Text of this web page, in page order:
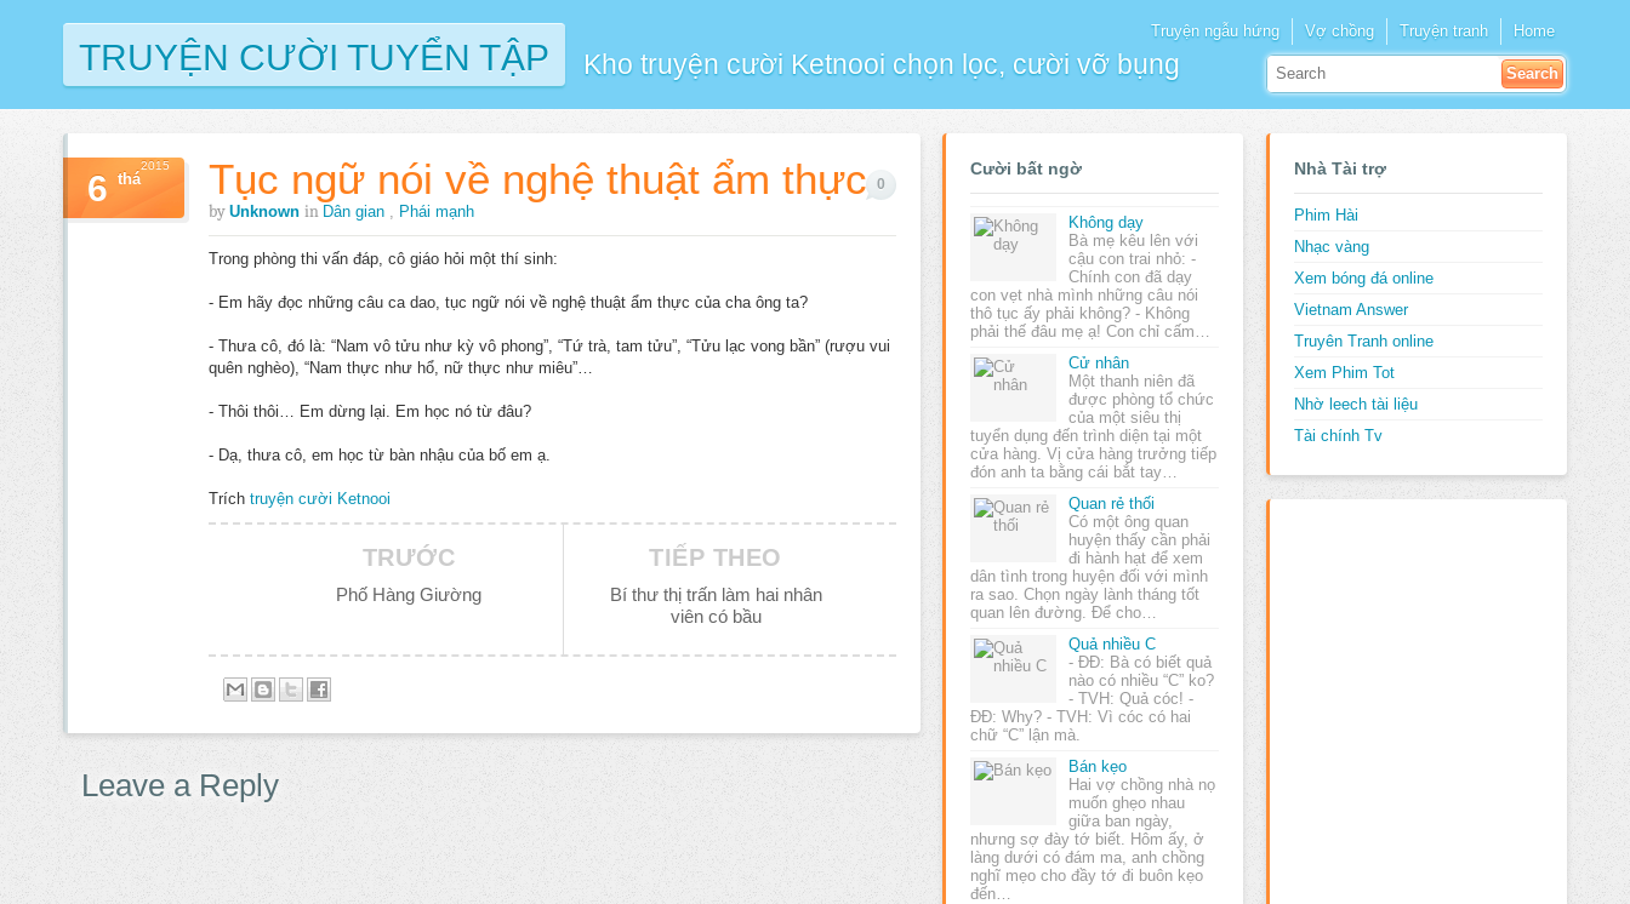
TRUYỆN CƯỜI TUYỂN TẬP Kho truyện cười Ketnooi chọn lọc, cười vỡ bụng
Truyện ngẫu hứng Vợ chồng Truyện tranh Home
Tục ngữ nói về nghệ thuật ẩm thực
by Unknown in Dân gian , Phái mạnh
6 thá
2015
0
Trong phòng thi vấn đáp, cô giáo hỏi một thí sinh:
- Em hãy đọc những câu ca dao, tục ngữ nói về nghệ thuật ẩm thực của cha ông ta?
- Thưa cô, đó là: “Nam vô tửu như kỳ vô phong”, “Tứ trà, tam tửu”, “Tửu lạc vong bần” (rượu vui
quên nghèo), “Nam thực như hổ, nữ thực như miêu”…
- Thôi thôi… Em dừng lại. Em học nó từ đâu?
- Dạ, thưa cô, em học từ bàn nhậu của bố em ạ.
Trích truyện cười Ketnooi
TIẾP THEO
Bí thư thị trấn làm hai nhân
viên có bầu
TRƯỚC
Phố Hàng Giường
Leave a Reply
Cười bất ngờ
Không dạy
Bà mẹ kêu lên với
cậu con trai nhỏ: -
Chính con đã dạy
con vẹt nhà mình những câu nói
thô tục ấy phải không? - Không
phải thế đâu mẹ ạ! Con chỉ cấm…
Cử nhân
Một thanh niên đã
được phòng tổ chức
của một siêu thị
tuyển dụng đến trình diện tại một
cửa hàng. Vị cửa hàng trưởng tiếp
đón anh ta bằng cái bắt tay…
Quan rẻ thối
Có một ông quan
huyện thấy cần phải
đi hành hạt để xem
dân tình trong huyện đối với mình
ra sao. Chọn ngày lành tháng tốt
quan lên đường. Ðể cho…
Quả nhiều C
- ĐĐ: Bà có biết quả
nào có nhiều “C” ko?
- TVH: Quả cóc! -
ĐĐ: Why? - TVH: Vì cóc có hai
chữ “C” lận mà.
Bán kẹo
Hai vợ chồng nhà nọ
muốn ghẹo nhau
giữa ban ngày,
nhưng sợ đày tớ biết. Hôm ấy, ở
làng dưới có đám ma, anh chồng
nghĩ mẹo cho đầy tớ đi buôn kẹo
đến…
Nhà Tài trợ
Phim Hài
Nhạc vàng
Xem bóng đá online
Vietnam Answer
Truyên Tranh online
Xem Phim Tot
Nhờ leech tài liệu
Tài chính Tv